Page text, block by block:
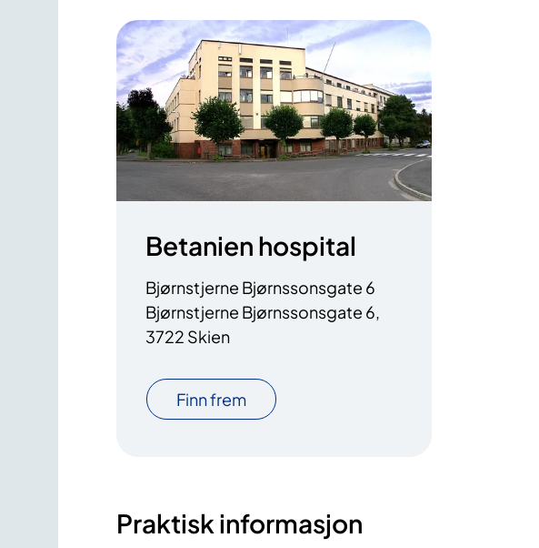
Betanien hospital
Bjørnstjerne Bjørnssonsgate 6
Bjørnstjerne Bjørnssonsgate 6,
3722 Skien
Finn frem
Praktisk informasjon